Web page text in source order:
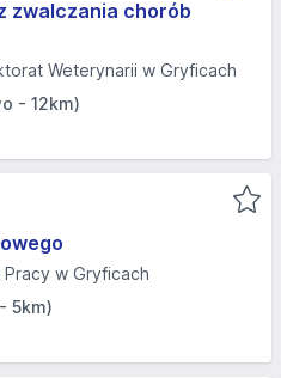
zwalczania chorób
Weterynarii w Gryficach
- 12km)
w Gryficach
5km)